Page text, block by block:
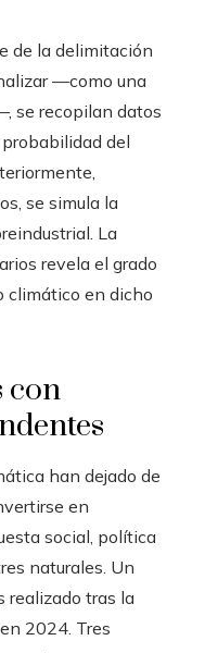
de la delimitación
—como una
se recopilan datos
del
se simula la
La
revela el grado
climático en dicho
con
han dejado de
en
social, política
naturales. Un
realizado tras la
2024. Tres